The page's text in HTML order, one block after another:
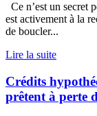
Ce n’est un secret
est activement à la
de boucler...
Lire la suite
Crédits
prêtent à perte